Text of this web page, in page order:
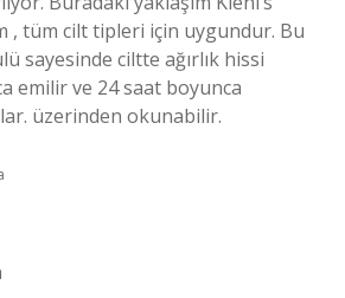
, tüm cilt tipleri için uygundur. Bu
sayesinde ciltte ağırlık hissi
emilir ve 24 saat boyunca
üzerinden okunabilir.